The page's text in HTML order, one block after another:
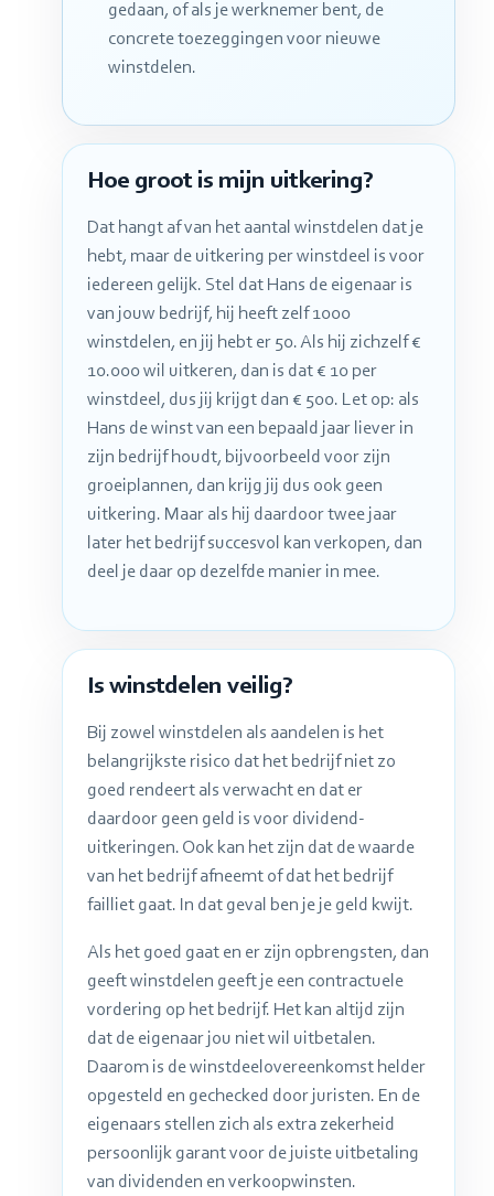
gedaan, of als je werknemer bent, de
concrete toezeggingen voor nieuwe
winstdelen.
Hoe groot is mijn uitkering?
Dat hangt af van het aantal winstdelen dat je
hebt, maar de uitkering per winstdeel is voor
iedereen gelijk. Stel dat Hans de eigenaar is
van jouw bedrijf, hij heeft zelf 1000
winstdelen, en jij hebt er 50. Als hij zichzelf €
10.000 wil uitkeren, dan is dat € 10 per
winstdeel, dus jij krijgt dan € 500. Let op: als
Hans de winst van een bepaald jaar liever in
zijn bedrijf houdt, bijvoorbeeld voor zijn
groeiplannen, dan krijg jij dus ook geen
uitkering. Maar als hij daardoor twee jaar
later het bedrijf succesvol kan verkopen, dan
deel je daar op dezelfde manier in mee.
Is winstdelen veilig?
Bij zowel winstdelen als aandelen is het
belangrijkste risico dat het bedrijf niet zo
goed rendeert als verwacht en dat er
daardoor geen geld is voor dividend-
uitkeringen. Ook kan het zijn dat de waarde
van het bedrijf afneemt of dat het bedrijf
failliet gaat. In dat geval ben je je geld kwijt.
Als het goed gaat en er zijn opbrengsten, dan
geeft winstdelen geeft je een contractuele
vordering op het bedrijf. Het kan altijd zijn
dat de eigenaar jou niet wil uitbetalen.
Daarom is de winstdeelovereenkomst helder
opgesteld en gechecked door juristen. En de
eigenaars stellen zich als extra zekerheid
persoonlijk garant voor de juiste uitbetaling
van dividenden en verkoopwinsten.